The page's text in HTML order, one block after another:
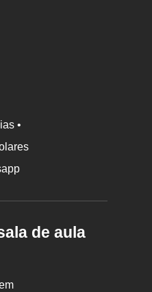
•
de aula